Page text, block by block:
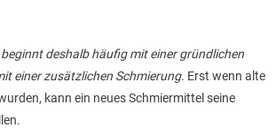
deshalb häufig mit einer gründlichen
einer zusätzlichen Schmierung. Erst wenn alte
kann ein neues Schmiermittel seine